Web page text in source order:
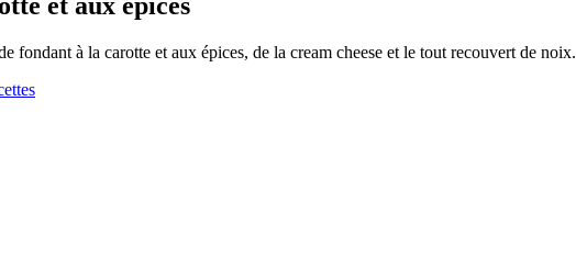
et aux épices
fondant à la carotte et aux épices, de la cream cheese et le tout recouvert de noix.